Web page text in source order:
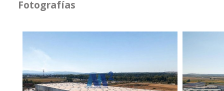
Fotografías